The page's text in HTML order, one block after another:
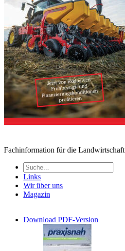
Fachinformation für die Landwirtschaft
Links
Wir über uns
Magazin
Download PDF-Version